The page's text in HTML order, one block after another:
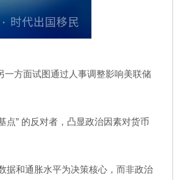
方面试图通过人事调整影响美联储
点” 的反对者，凸显政治因素对货币
据和通胀水平为决策核心，而非政治